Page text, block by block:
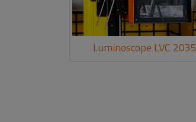
Luminoscope LVC 2035